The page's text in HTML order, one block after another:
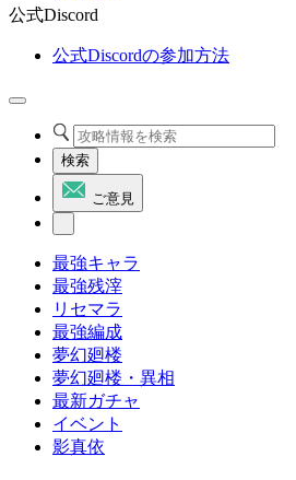
公式Discord
公式Discordの参加方法
検索
ご意見
最強キャラ
最強残滓
リセマラ
最強編成
夢幻廻楼
夢幻廻楼・異相
最新ガチャ
イベント
影真依